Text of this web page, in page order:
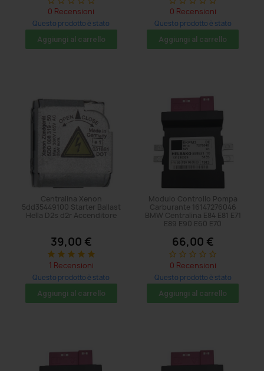
0 Recensioni
Questo prodotto è stato
acquistato: 11 volte
Aggiungi al carrello
0 Recensioni
Questo prodotto è stato
acquistato: 8 volte
Aggiungi al carrello
Centralina Xenon
5dd35449100 Starter Ballast
Hella D2s d2r Accenditore
39,00 €
star star star star star
1 Recensioni
Questo prodotto è stato
acquistato: 14 volte
Aggiungi al carrello
Modulo Controllo Pompa
Carburante 16147276046
BMW Centralina E84 E81 E71
E89 E90 E60 E70
66,00 €
star_border star_border star_border star_border star_border
0 Recensioni
Questo prodotto è stato
acquistato: 5 volte
Aggiungi al carrello